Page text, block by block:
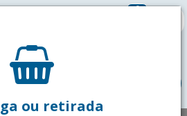
0
ou retirada